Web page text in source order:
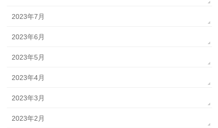
2023年7月
2023年6月
2023年5月
2023年4月
2023年3月
2023年2月